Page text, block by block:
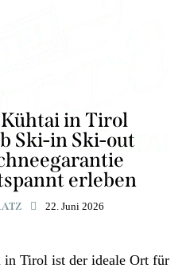
in Tirol
Ski-in Ski-out
erleben
22. Juni 2026
Tirol ist der ideale Ort für